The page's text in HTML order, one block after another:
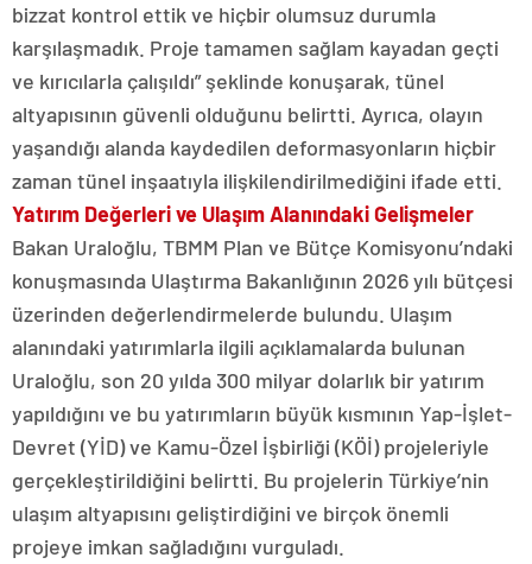
bizzat kontrol ettik ve hiçbir olumsuz durumla
karşılaşmadık. Proje tamamen sağlam kayadan geçti
ve kırıcılarla çalışıldı” şeklinde konuşarak, tünel
altyapısının güvenli olduğunu belirtti. Ayrıca, olayın
yaşandığı alanda kaydedilen deformasyonların hiçbir
zaman tünel inşaatıyla ilişkilendirilmediğini ifade etti.
Yatırım Değerleri ve Ulaşım Alanındaki Gelişmeler
Bakan Uraloğlu, TBMM Plan ve Bütçe Komisyonu’ndaki
konuşmasında Ulaştırma Bakanlığının 2026 yılı bütçesi
üzerinden değerlendirmelerde bulundu. Ulaşım
alanındaki yatırımlarla ilgili açıklamalarda bulunan
Uraloğlu, son 20 yılda 300 milyar dolarlık bir yatırım
yapıldığını ve bu yatırımların büyük kısmının Yap-İşlet-
Devret (YİD) ve Kamu-Özel İşbirliği (KÖİ) projeleriyle
gerçekleştirildiğini belirtti. Bu projelerin Türkiye’nin
ulaşım altyapısını geliştirdiğini ve birçok önemli
projeye imkan sağladığını vurguladı.